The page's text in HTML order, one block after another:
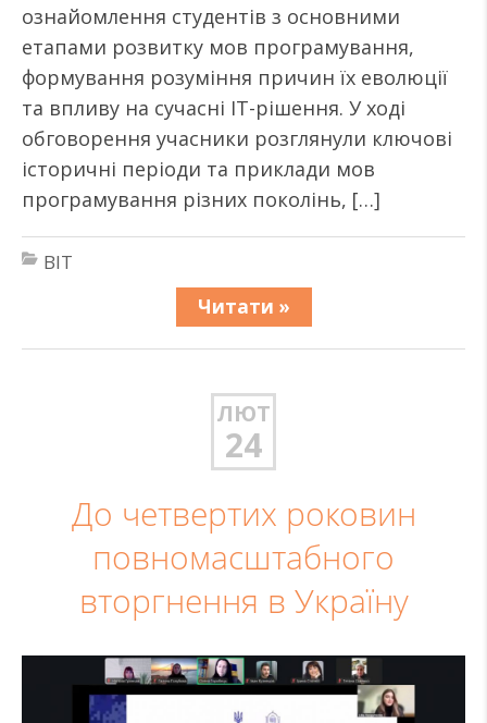
ознайомлення студентів з основними
етапами розвитку мов програмування,
формування розуміння причин їх еволюції
та впливу на сучасні ІТ-рішення. У ході
обговорення учасники розглянули ключові
історичні періоди та приклади мов
програмування різних поколінь, […]
BIT
Читати »
ЛЮТ
24
До четвертих роковин
повномасштабного
вторгнення в Україну